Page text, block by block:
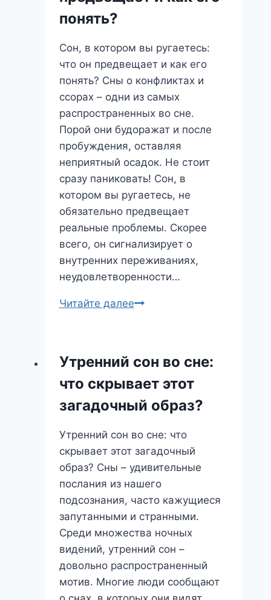
понять?
Сон, в котором вы ругаетесь:
что он предвещает и как его
понять? Сны о конфликтах и
ссорах – одни из самых
распространенных во сне.
Порой они будоражат и после
пробуждения, оставляя
неприятный осадок. Не стоит
сразу паниковать! Сон, в
котором вы ругаетесь, не
обязательно предвещает
реальные проблемы. Скорее
всего, он сигнализирует о
внутренних переживаниях,
неудовлетворенности…
Читайте далееСон,
ругаетесь:
что
он
предвещает
и
как
его
понять?
Утренний сон во сне:
что скрывает этот
загадочный образ?
Утренний сон во сне: что
скрывает этот загадочный
образ? Сны – удивительные
послания из нашего
подсознания, часто кажущиеся
запутанными и странными.
Среди множества ночных
видений, утренний сон –
довольно распространенный
мотив. Многие люди сообщают